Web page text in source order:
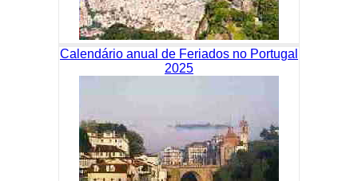
Calendário anual de Feriados no Portugal
2025